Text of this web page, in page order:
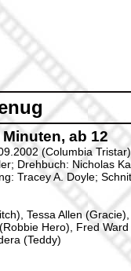
ab 12
(Columbia
Drehbuch: Nicholas
Tracey A. Doyle;
Tessa Allen
Hero), Fred
(Teddy)